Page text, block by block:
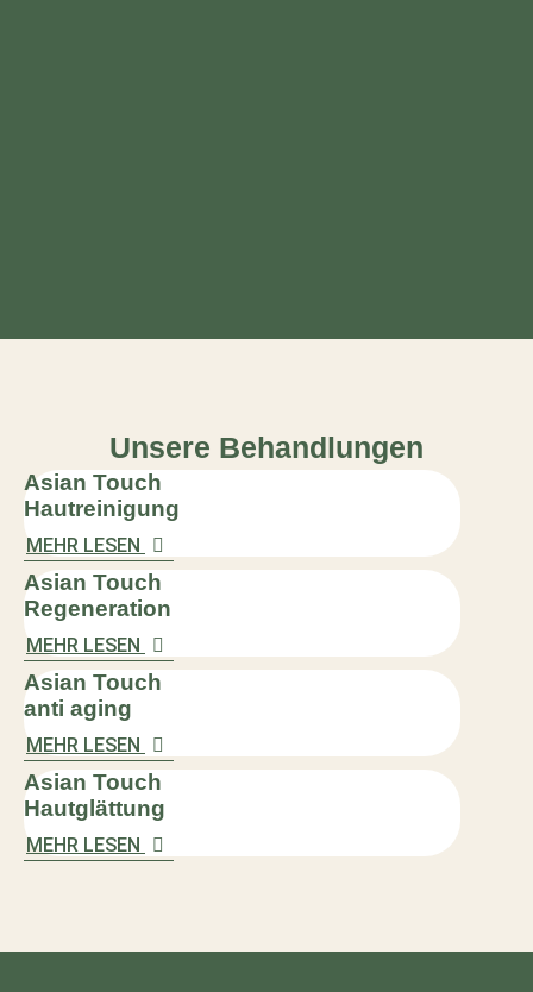
Unsere Behandlungen
Asian Touch
Hautreinigung
MEHR LESEN
Asian Touch
Regeneration
MEHR LESEN
Asian Touch
anti aging
MEHR LESEN
Asian Touch
Hautglättung
MEHR LESEN